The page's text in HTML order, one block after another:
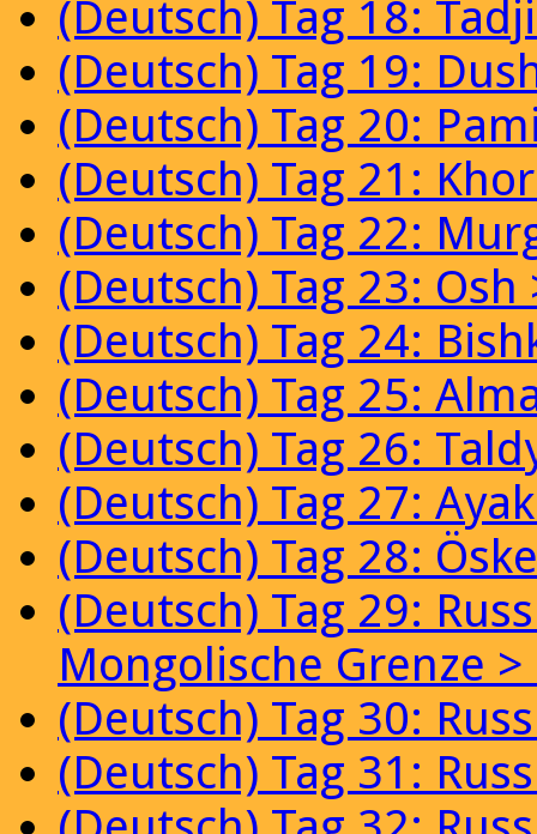
(Deutsch) Tag 18:
(Deutsch) Tag 19:
(Deutsch) Tag 20:
(Deutsch) Tag 21:
(Deutsch) Tag 22:
(Deutsch) Tag 23: Osh
(Deutsch) Tag 24:
(Deutsch) Tag 25:
(Deutsch) Tag 26:
(Deutsch) Tag 27:
(Deutsch) Tag 28:
(Deutsch) Tag 29:
Mongolische Grenze >
(Deutsch) Tag 30:
(Deutsch) Tag 31: